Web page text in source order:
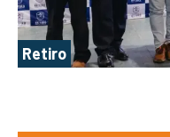
Retiro